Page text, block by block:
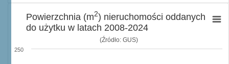
(Źródło: GUS)
250
Powierzchnia (m2) nieruchomości oddanych
do użytku w latach 2008-2024